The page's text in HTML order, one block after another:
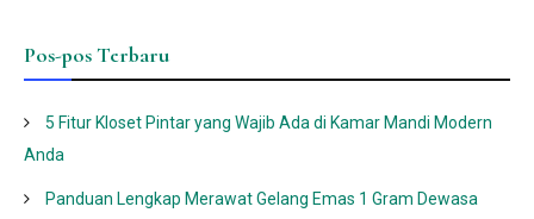
Pos-pos Terbaru
5 Fitur Kloset Pintar yang Wajib Ada di Kamar Mandi Modern
Anda
Panduan Lengkap Merawat Gelang Emas 1 Gram Dewasa